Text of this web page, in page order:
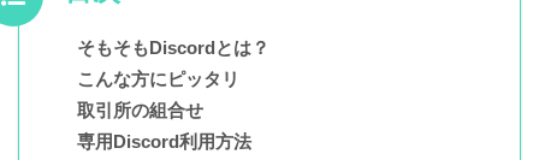
そもそもDiscordとは？
こんな方にピッタリ
取引所の組合せ
専用Discord利用方法